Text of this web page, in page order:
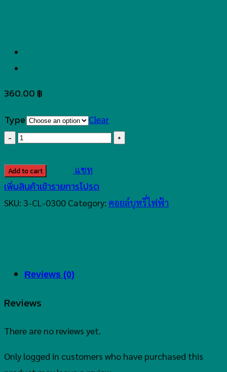
360.00 ฿
Type
Clear
Rincoe
AIO/Jellybox
Coils
quantity
Add to cart แชท
เพิ่มสินค้าเข้ารายการโปรด
SKU: 3-CL-0300 Category: คอยล์บุหรี่ไฟฟ้า
Reviews (0)
Reviews
There are no reviews yet.
Only logged in customers who have purchased this